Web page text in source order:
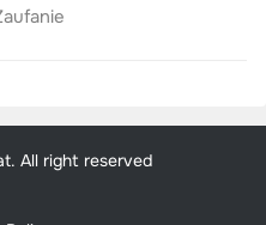
All right reserved